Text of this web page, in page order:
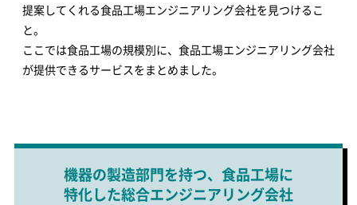
提案してくれる食品工場エンジニアリング会社を見つけるこ
と。
ここでは食品工場の規模別に、食品工場エンジニアリング会社
が提供できるサービスをまとめました。
機器の製造部門を持つ、食品工場に
特化した総合エンジニアリング会社